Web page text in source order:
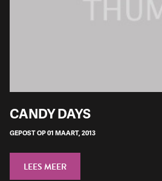
CANDY DAYS
GEPOST OP 01 MAART, 2013
LEES MEER